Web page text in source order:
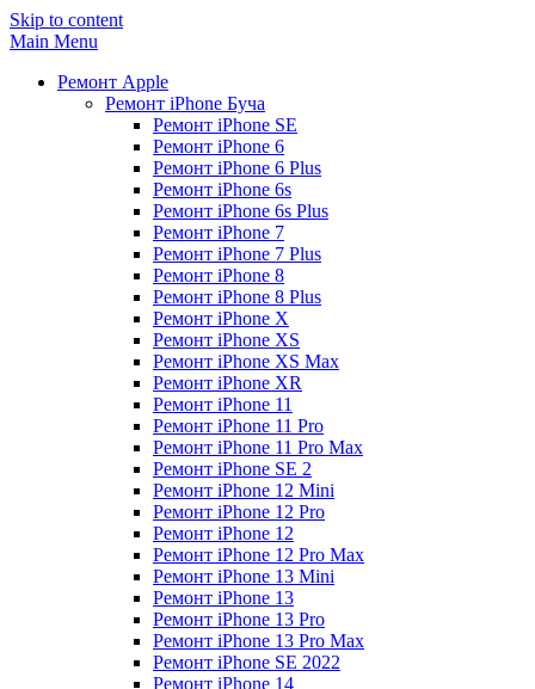
Skip to content
Main Menu
Ремонт Apple
Ремонт iPhone Буча
Ремонт iPhone SE
Ремонт iPhone 6
Ремонт iPhone 6 Plus
Ремонт iPhone 6s
Ремонт iPhone 6s Plus
Ремонт iPhone 7
Ремонт iPhone 7 Plus
Ремонт iPhone 8
Ремонт iPhone 8 Plus
Ремонт iPhone X
Ремонт iPhone XS
Ремонт iPhone XS Max
Ремонт iPhone XR
Ремонт iPhone 11
Ремонт iPhone 11 Pro
Ремонт iPhone 11 Pro Max
Ремонт iPhone SE 2
Ремонт iPhone 12 Mini
Ремонт iPhone 12 Pro
Ремонт iPhone 12
Ремонт iPhone 12 Pro Max
Ремонт iPhone 13 Mini
Ремонт iPhone 13
Ремонт iPhone 13 Pro
Ремонт iPhone 13 Pro Max
Ремонт iPhone SE 2022
Ремонт iPhone 14